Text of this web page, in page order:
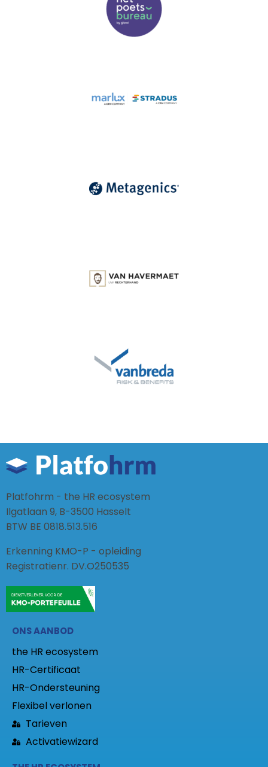
Platfohrm - the HR ecosystem
Ilgatlaan 9, B-3500 Hasselt
BTW BE 0818.513.516
Erkenning KMO-P - opleiding
Registratienr. DV.O250535
ONS AANBOD
the HR ecosystem
HR-Certificaat
HR-Ondersteuning
Flexibel verlonen
Tarieven
Activatiewizard